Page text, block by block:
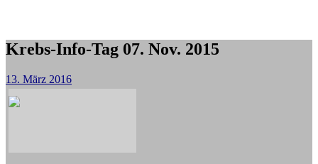
Krebs-Info-Tag 07. Nov. 2015
13. März 2016